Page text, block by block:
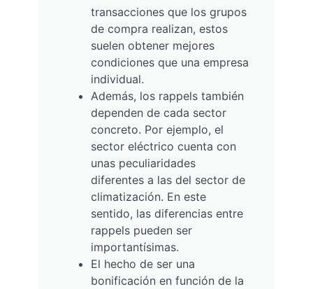
transacciones que los grupos
de compra realizan, estos
suelen obtener mejores
condiciones que una empresa
individual.
Además, los rappels también
dependen de cada sector
concreto. Por ejemplo, el
sector eléctrico cuenta con
unas peculiaridades
diferentes a las del sector de
climatización. En este
sentido, las diferencias entre
rappels pueden ser
importantísimas.
El hecho de ser una
bonificación en función de la